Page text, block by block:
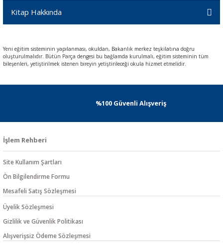
Kitap Hakkında
Yeni eğitim sisteminin yapılanması, okuldan, Bakanlık merkez teşkilatına doğru
oluşturulmalıdır. Bütün Parça dengesi bu bağlamda kurulmalı, eğitim sisteminin tüm
bileşenleri, yetiştirilmek istenen bireyin yetiştirileceği okula hizmet etmelidir.
%100 Güvenli Alışveriş
İşlem Rehberi
Site Kullanım Şartları
Ön Bilgilendirme Formu
Mesafeli Satış Sözleşmesi
Üyelik Sözleşmesi
Gizlilik ve Güvenlik Politikası
Alışverişsiz Ödeme Sözleşmesi